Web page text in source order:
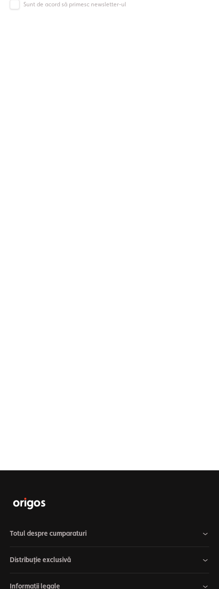
Sunt de acord să primesc newsletter-ul
Totul despre cumparaturi
Distribuție exclusivă
Informatii legale